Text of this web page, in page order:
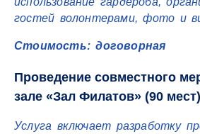
гостей волонтерами, фото и
Стоимость: договорная
Проведение совместного
зале «Зал Филатов» (90 мест)
Услуга включает разработку